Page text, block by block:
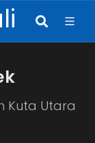
Kuta Utara